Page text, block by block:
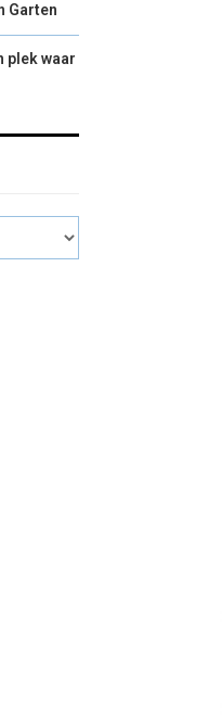
Garten
plek waar